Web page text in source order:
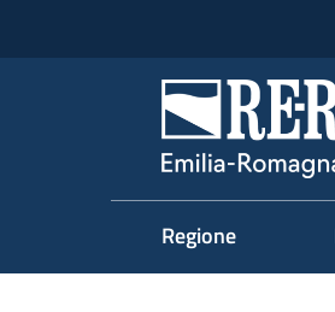
Regione
Regione